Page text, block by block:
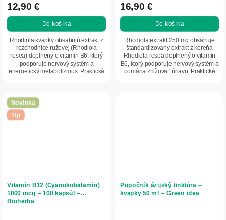
12,90 €
Do košíka
Rhodiola kvapky obsahujú extrakt z
rozchodnice ružovej (Rhodiola
rosea) doplnený o vitamín B6, ktorý
podporuje nervový systém a
energetický metabolizmus. Praktická
16,90 €
Do košíka
Rhodiola extrakt 250 mg obsahuje
štandardizovaný extrakt z koreňa
Rhodiola rosea doplnený o vitamín
B6, ktorý podporuje nervový systém a
pomáha znižovať únavu. Praktické
Novinka
Tip
Vitamín B12 (Cyanokobalamín)
1000 mcg – 100 kapsúl –
Bioherba
Pupočník ázijský tinktúra –
kvapky 50 ml – Green idea